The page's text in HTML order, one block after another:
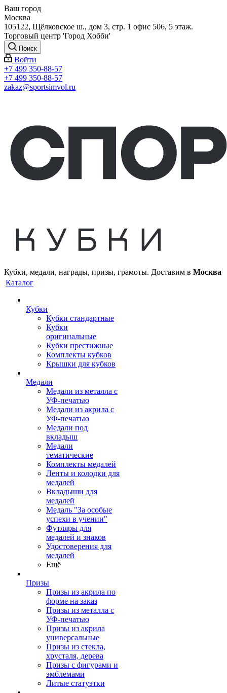
Ваш город
Москва
105122, Щёлковское ш., дом 3, стр. 1 офис 506, 5 этаж.
Торговый центр 'Город Хобби'
Поиск
Войти
+7 499 350-88-57
+7 499 350-88-57
zakaz@sportsimvol.ru
Кубки, медали, награды, призы, грамоты. Доставим в Москва
Каталог
Кубки
Кубки стандартные
Кубки
оригинальные
Кубки престижные
Комплекты кубков
Крышки для кубков
Медали
Медали из металла с
УФ-печатью
Медали из акрила с
УФ-печатью
Медали под
вкладыш
Медали
тематические
Комплекты медалей
Ленты и колодки для
медалей
Вкладыши для
медалей
Медаль "За особые
успехи в учении"
Футляры для
медалей и знаков
Удостоверения для
медалей
Ещё
Призы
Призы из акрила по
форме на заказ
Призы из металла с
УФ-печатью
Призы из акрила
универсальные
Призы из стекла,
хрусталя, дерева
Призы с фигурами и
эмблемами
Литые статуэтки